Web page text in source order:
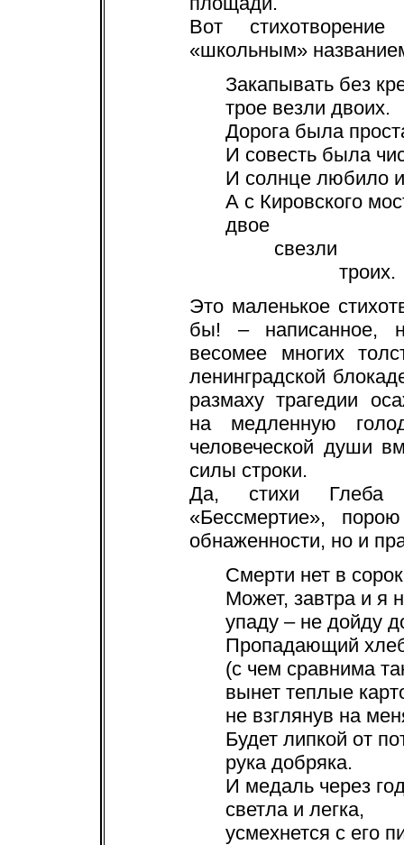
Вот
«школьным»
Закапывать без
трое везли двоих.
Дорога была
И совесть была
И солнце любило
А с Кировского
двое
свезли
троих.
Это маленькое
бы! – написанное,
весомее многих
ленинградской
размаху трагедии
на медленную
человеческой души
силы строки.
Да, стихи Глеба
«Бессмертие»,
обнаженности, но и
Смерти нет в
Может, завтра и я
упаду – не дойду
Пропадающий
(с чем сравнима
вынет теплые
не взглянув на
Будет липкой от
рука добряка.
И медаль через
светла и легка,
усмехнется с его